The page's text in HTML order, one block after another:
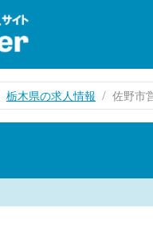
栃木県の求人情報 佐野市